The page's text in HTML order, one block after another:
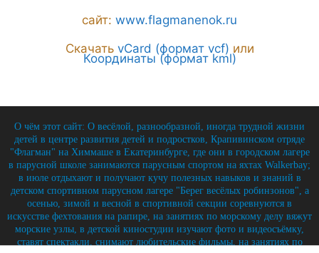
сайт: www.flagmanenok.ru
Скачать vCard (формат vcf) или
Координаты (формат kml)
О чём этот сайт: О весёлой, разнообразной, иногда трудной жизни
детей в центре развития детей и подростков, Крапивинском отряде
"Флагман" на Химмаше в Екатеринбурге, где они в городском лагере
в парусной школе занимаются парусным спортом на яхтах Walkerbay;
в июле отдыхают и получают кучу полезных навыков и знаний в
детском спортивном парусном лагере "Берег весёлых робинзонов", а
осенью, зимой и весной в спортивной секции соревнуются в
искусстве фехтования на рапире, на занятиях по морскому делу вяжут
морские узлы, в детской киностудии изучают фото и видеосъёмку,
ставят спектакли, снимают любительские фильмы, на занятиях по